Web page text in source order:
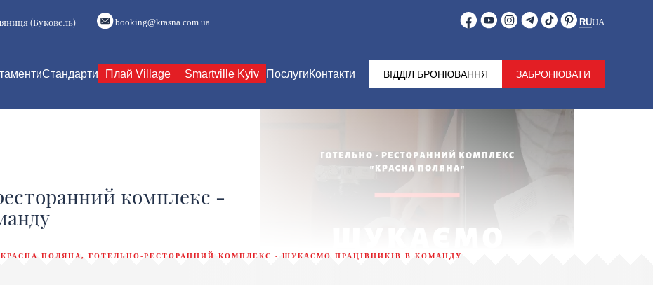
(Буковель) booking@krasna.com.ua RUUA
Стандарти Плай Village Smartville Kyiv ПослугиКонтакти ВІДДІЛ БРОНЮВАННЯ ЗАБРОНЮВАТИ
комплекс -
КРАСНА ПОЛЯНА, ГОТЕЛЬНО-РЕСТОРАННИЙ КОМПЛЕКС - ШУКАЄМО ПРАЦІВНИКІВ В КОМАНДУ